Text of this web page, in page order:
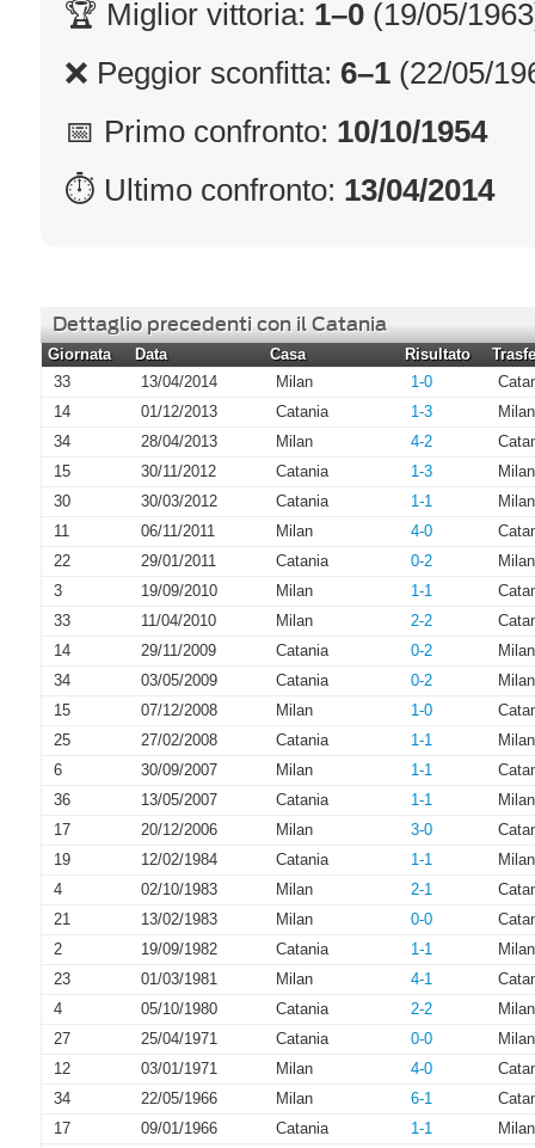
🏆 Miglior vittoria: 1–0 (19/05/
❌ Peggior sconfitta: 6–1 (22/05/
📅 Primo confronto: 10/10/1954
⏱ Ultimo confronto: 13/04/2014
Dettaglio precedenti con il Catania
Giornata Data Casa Risultato
33
13/04/2014 Milan 1-0
14
01/12/2013 Catania 1-3
Milan
34
28/04/2013 Milan 4-2
15
30/11/2012 Catania 1-3
Milan
30
30/03/2012 Catania 1-1
Milan
11
06/11/2011 Milan 4-0
22
29/01/2011 Catania 0-2
Milan
3
19/09/2010 Milan 1-1
33
11/04/2010 Milan 2-2
14
29/11/2009 Catania 0-2
Milan
34
03/05/2009 Catania 0-2
Milan
15
07/12/2008 Milan 1-0
25
27/02/2008 Catania 1-1
Milan
6
30/09/2007 Milan 1-1
36
13/05/2007 Catania 1-1
Milan
17
20/12/2006 Milan 3-0
19
12/02/1984 Catania 1-1
Milan
4
02/10/1983 Milan 2-1
21
13/02/1983 Milan 0-0
2
19/09/1982 Catania 1-1
Milan
23
01/03/1981 Milan 4-1
4
05/10/1980 Catania 2-2
Milan
27
25/04/1971 Catania 0-0
Milan
12
03/01/1971 Milan 4-0
34
22/05/1966 Milan 6-1
17
09/01/1966 Catania 1-1
Milan